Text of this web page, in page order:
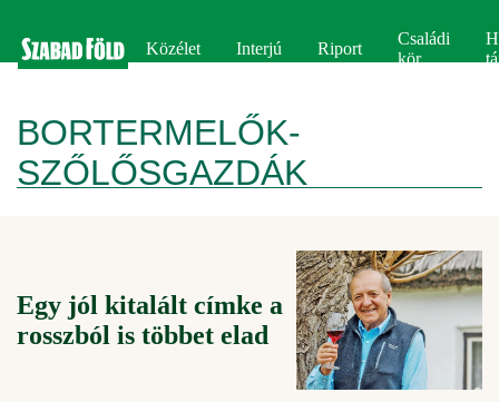
Közélet Interjú Riport
Családi
kör
BORTERMELŐK-
SZŐLŐSGAZDÁK
Egy jól kitalált címke a
rosszból is többet elad